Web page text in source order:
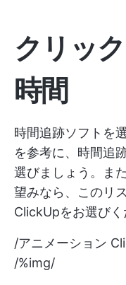
クリッ
時間
時間追跡ソフトを
を参考に、時間追
選びましょう。ま
望みなら、このリ
ClickUpをお選びく
/アニメーション
/%img/